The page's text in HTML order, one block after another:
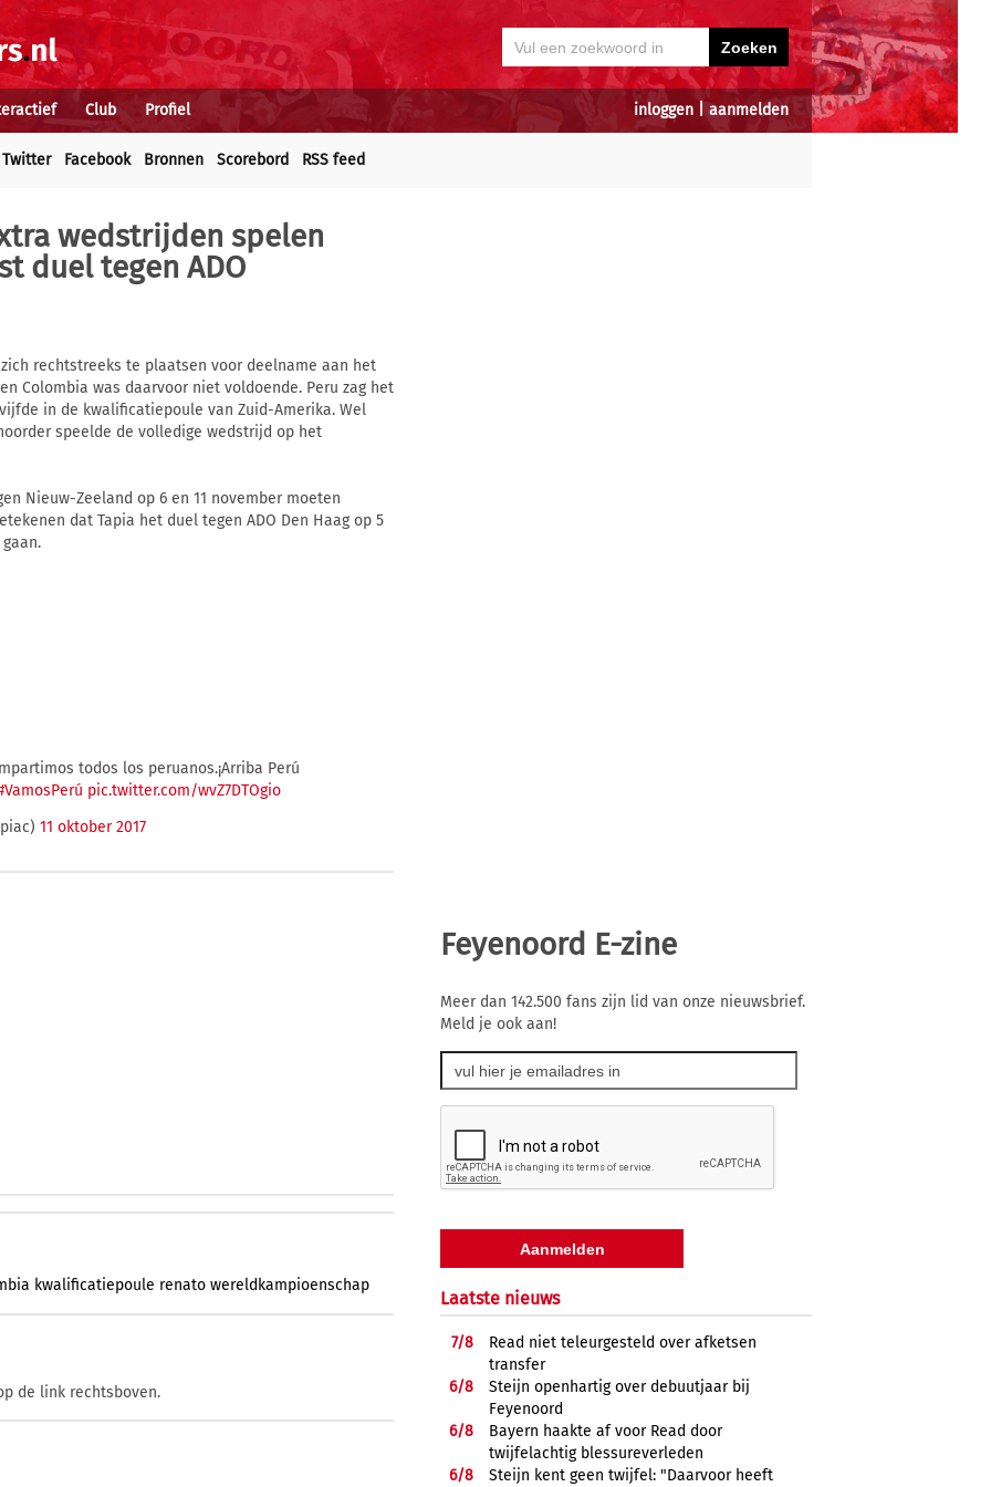
inloggen aanmelden
Club Profiel
Twitter Facebook Bronnen Scorebord RSS feed
wedstrijden spelen
duel tegen ADO
rechtstreeks te plaatsen voor deelname aan het
Colombia was daarvoor niet voldoende. Peru zag het
in de kwalificatiepoule van Zuid-Amerika. Wel
speelde de volledige wedstrijd op het
Nieuw-Zeeland op 6 en 11 november moeten
dat Tapia het duel tegen ADO Den Haag op 5
todos los peruanos.¡Arriba Perú
pic.twitter.com/wvZ7DTOgio
11 oktober 2017
kwalificatiepoule renato wereldkampioenschap
de link rechtsboven.
Feyenoord E-zine
Meer dan 142.500 fans zijn lid van onze nieuwsbrief.
Meld je ook aan!
Laatste nieuws
7/8
Read niet teleurgesteld over afketsen
transfer
6/8
Steijn openhartig over debuutjaar bij
Feyenoord
6/8
Bayern haakte af voor Read door
twijfelachtig blessureverleden
6/8 Steijn kent geen twijfel: "Daarvoor heeft